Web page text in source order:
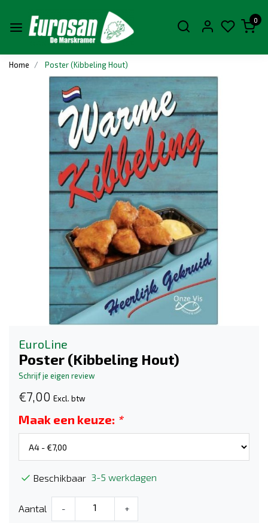
0
Home Poster (Kibbeling Hout)
EuroLine
Poster (Kibbeling Hout)
Schrijf je eigen review
€7,00 Excl. btw
Maak een keuze: *
Beschikbaar 3-5 werkdagen
Aantal - +